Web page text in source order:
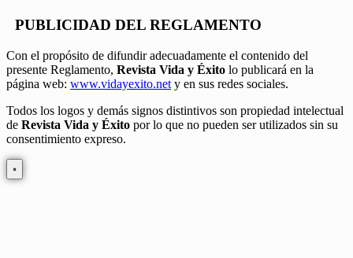
PUBLICIDAD DEL REGLAMENTO
Con el propósito de difundir adecuadamente el contenido del
presente Reglamento, Revista Vida y Éxito lo publicará en la
página web: www.vidayexito.net y en sus redes sociales.
Todos los logos y demás signos distintivos son propiedad intelectual
de Revista Vida y Éxito por lo que no pueden ser utilizados sin su
consentimiento expreso.
×